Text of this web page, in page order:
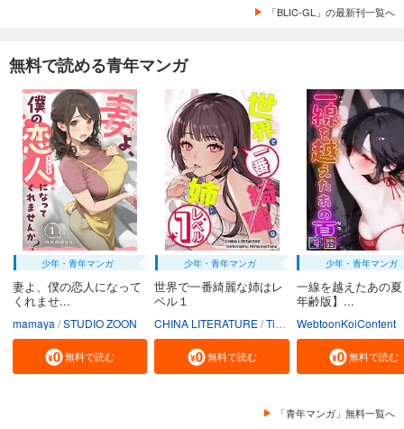
「BLIC-GL」の最新刊一覧へ
無料で読める青年マンガ
少年・青年マンガ
妻よ、僕の恋人になって
くれませ...
mamaya STUDIO ZOON
無料で読む
少年・青年マンガ
世界で一番綺麗な姉はレ
ベル１
CHINA LITERATURE Tiankongshu Mangongchang
無料で読む
少年・青年マンガ
一線を越えたあの
年齢版】...
WebtoonKoiContent
無料で読む
「青年マンガ」無料一覧へ